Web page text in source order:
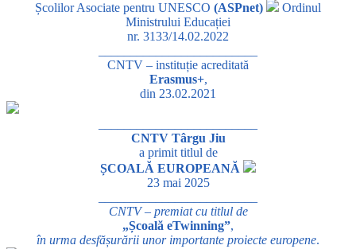
Școlilor Asociate pentru UNESCO (ASPnet)
Ordinul
Ministrului Educației
nr. 3133/14.02.2022
CNTV – instituție acreditată
Erasmus+,
din 23.02.2021
CNTV Târgu Jiu
a primit titlul de
ȘCOALĂ EUROPEANĂ
23 mai 2025
CNTV – premiat cu titlul de
„Școală eTwinning”,
în urma desfășurării unor importante proiecte europene.